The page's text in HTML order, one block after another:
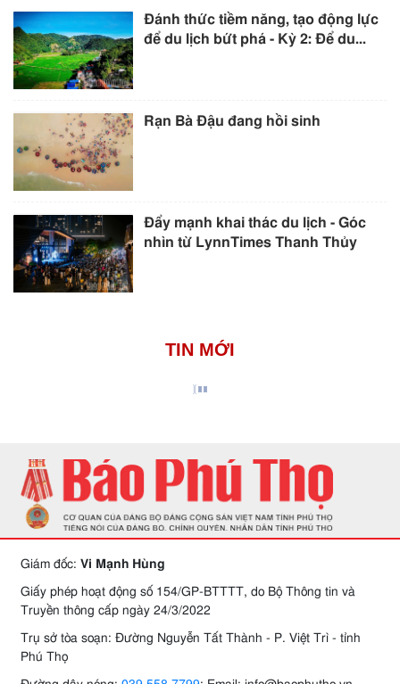
Đánh thức tiềm năng, tạo động lực
để du lịch bứt phá - Kỳ 2: Để du...
Rạn Bà Đậu đang hồi sinh
Đẩy mạnh khai thác du lịch - Góc
nhìn từ LynnTimes Thanh Thủy
TIN MỚI
Giám đốc: Vi Mạnh Hùng
Giấy phép hoạt động số 154/GP-BTTTT, do Bộ Thông tin và
Truyền thông cấp ngày 24/3/2022
Trụ sở tòa soạn: Đường Nguyễn Tất Thành - P. Việt Trì - tỉnh
Phú Thọ